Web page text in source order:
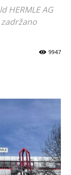
HERMLE AG
9947